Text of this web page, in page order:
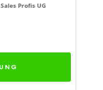
Profis UG